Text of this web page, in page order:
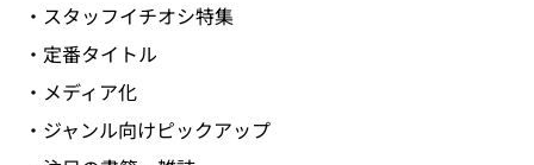
・スタッフイチオシ特集
・定番タイトル
・メディア化
・ジャンル向けピックアップ